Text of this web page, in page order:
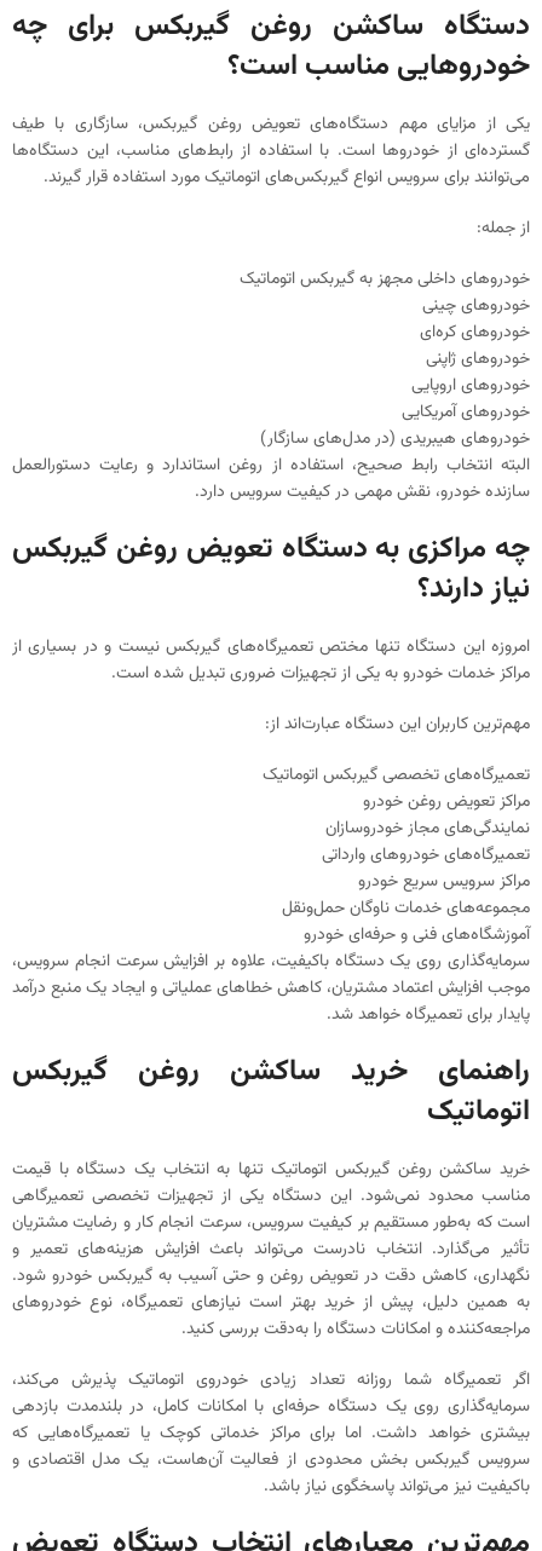
دستگاه ساکشن روغن گیربکس برای چه
خودروهایی مناسب است؟
یکی از مزایای مهم دستگاه‌های تعویض روغن گیربکس، سازگاری با طیف
گسترده‌ای از خودروها است. با استفاده از رابط‌های مناسب، این دستگاه‌ها
می‌توانند برای سرویس انواع گیربکس‌های اتوماتیک مورد استفاده قرار گیرند.
از جمله:
خودروهای داخلی مجهز به گیربکس اتوماتیک
خودروهای چینی
خودروهای کره‌ای
خودروهای ژاپنی
خودروهای اروپایی
خودروهای آمریکایی
خودروهای هیبریدی (در مدل‌های سازگار)
البته انتخاب رابط صحیح، استفاده از روغن استاندارد و رعایت دستورالعمل
سازنده خودرو، نقش مهمی در کیفیت سرویس دارد.
چه مراکزی به دستگاه تعویض روغن گیربکس
نیاز دارند؟
امروزه این دستگاه تنها مختص تعمیرگاه‌های گیربکس نیست و در بسیاری از
مراکز خدمات خودرو به یکی از تجهیزات ضروری تبدیل شده است.
مهم‌ترین کاربران این دستگاه عبارت‌اند از:
تعمیرگاه‌های تخصصی گیربکس اتوماتیک
مراکز تعویض روغن خودرو
نمایندگی‌های مجاز خودروسازان
تعمیرگاه‌های خودروهای وارداتی
مراکز سرویس سریع خودرو
مجموعه‌های خدمات ناوگان حمل‌ونقل
آموزشگاه‌های فنی و حرفه‌ای خودرو
سرمایه‌گذاری روی یک دستگاه باکیفیت، علاوه بر افزایش سرعت انجام سرویس،
موجب افزایش اعتماد مشتریان، کاهش خطاهای عملیاتی و ایجاد یک منبع درآمد
پایدار برای تعمیرگاه خواهد شد.
راهنمای خرید ساکشن روغن گیربکس
اتوماتیک
خرید ساکشن روغن گیربکس اتوماتیک تنها به انتخاب یک دستگاه با قیمت
مناسب محدود نمی‌شود. این دستگاه یکی از تجهیزات تخصصی تعمیرگاهی
است که به‌طور مستقیم بر کیفیت سرویس، سرعت انجام کار و رضایت مشتریان
تأثیر می‌گذارد. انتخاب نادرست می‌تواند باعث افزایش هزینه‌های تعمیر و
نگهداری، کاهش دقت در تعویض روغن و حتی آسیب به گیربکس خودرو شود.
به همین دلیل، پیش از خرید بهتر است نیازهای تعمیرگاه، نوع خودروهای
مراجعه‌کننده و امکانات دستگاه را به‌دقت بررسی کنید.
اگر تعمیرگاه شما روزانه تعداد زیادی خودروی اتوماتیک پذیرش می‌کند،
سرمایه‌گذاری روی یک دستگاه حرفه‌ای با امکانات کامل، در بلندمدت بازدهی
بیشتری خواهد داشت. اما برای مراکز خدماتی کوچک یا تعمیرگاه‌هایی که
سرویس گیربکس بخش محدودی از فعالیت آن‌هاست، یک مدل اقتصادی و
باکیفیت نیز می‌تواند پاسخگوی نیاز باشد.